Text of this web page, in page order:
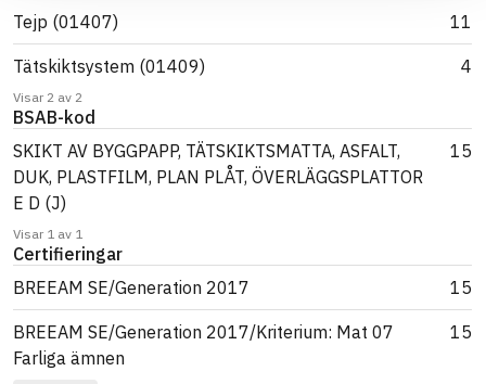
Tejp (01407)
11
Tätskiktsystem (01409) 4
Visar 2 av 2
BSAB-kod
SKIKT AV BYGGPAPP, TÄTSKIKTSMATTA, ASFALT,
DUK, PLASTFILM, PLAN PLÅT, ÖVERLÄGGSPLATTOR
E D (J)
15
Visar 1 av 1
Certifieringar
BREEAM SE/Generation 2017
15
BREEAM SE/Generation 2017/Kriterium: Mat 07
Farliga ämnen
15